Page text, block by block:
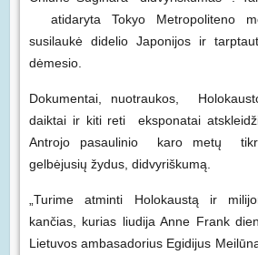
atidaryta Tokyo Metropoliteno
susilaukė didelio Japonijos ir
dėmesio.
Dokumentai, nuotraukos,
daiktai ir kiti reti eksponatai
Antrojo pasaulinio karo metų
gelbėjusių žydus, didvyriškumą.
„Turime atminti Holokaustą ir
kančias, kurias liudija Anne Frank
Lietuvos ambasadorius Egidijus